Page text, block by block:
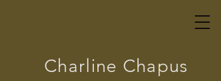
Charline Chapus